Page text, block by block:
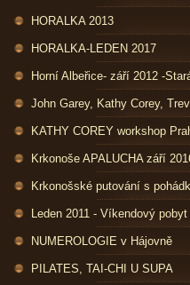
HORALKA 2013
HORALKA-LEDEN 2017
Horní Albeřice- září 2012 -
John Garey, Kathy Corey,
KATHY COREY workshop
Krkonoše APALUCHA září
Krkonošské putování s
Leden 2011 - Víkendový
NUMEROLOGIE v Hájovně
PILATES, TAI-CHI U SUPA